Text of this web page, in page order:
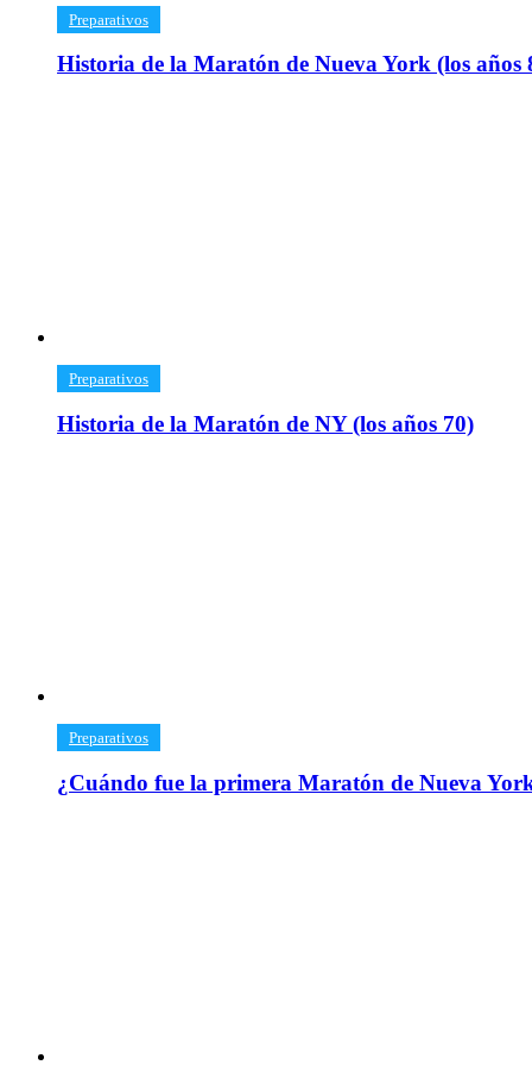
​Preparativos
Historia de la Maratón de Nueva York (los años
​Preparativos
Historia de la Maratón de NY (los años 70)
​Preparativos
¿Cuándo fue la primera Maratón de Nueva